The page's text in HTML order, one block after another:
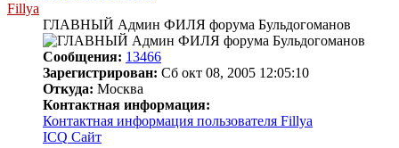
Fillya
ГЛАВНЫЙ Админ ФИЛЯ форума Бульдогоманов
Сообщения: 13466
Зарегистрирован: Сб окт 08, 2005 12:05:10
Откуда: Москва
Контактная информация:
Контактная информация пользователя Fillya
ICQ Сайт